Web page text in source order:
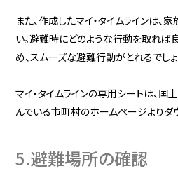
また、作成したマイ・タイムラインは、
い。避難時にどのような行動を取れば
め、スムーズな避難行動がとれるでしょ
マイ・タイムラインの専用シートは、
んでいる市町村のホームページよりダ
5.避難場所の確認